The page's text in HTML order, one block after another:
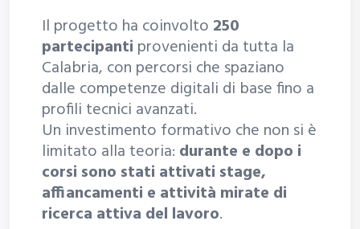
Il progetto ha coinvolto 250
partecipanti provenienti da tutta la
Calabria, con percorsi che spaziano
dalle competenze digitali di base fino a
profili tecnici avanzati.
Un investimento formativo che non si è
limitato alla teoria: durante e dopo i
corsi sono stati attivati stage,
affiancamenti e attività mirate di
ricerca attiva del lavoro.